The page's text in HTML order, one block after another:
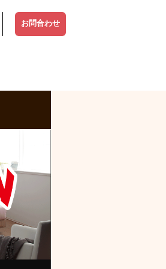
お問合わせ